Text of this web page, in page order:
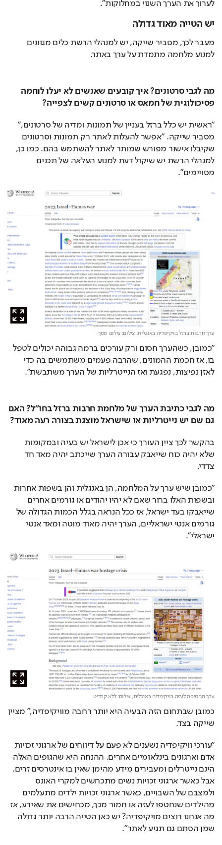
לערוך את הערך השנוי במחלוקות".
יש הטייה מאוד גדולה
מעבר לכך, מסביר שייקה, יש למנהלי הרשת כלים מגוונים
למנוע מלחמה מתמדת על ערך באתר.
מה לגבי סרטונים? איך קובעים שאנשים לא יעלו לוחמה
פסיכולוגית של חמאס או סרטונים קשים לצפייה?
"ראשית יש כלל ברזל בעניין של תמונות ומדיה של סרטונים,"
מסביר שייקה. "אפשר להעלות לאתר רק תמונות וסרטונים
שקיבלו אישור מפורש שמותר לאתר להשתמש בהם. כמו כן,
למנהלי הרשת יש שיקול דעת למנוע העלאה של תכנים
מסויימים".
ערך חרבות ברזל בויקיפדיה באנגלית,צילום: צילום מסך
"כמובן, כשהערך חסום ורק עורכים ברמה גבוהה יכולים לטפל
בו, אז חכמת ההמונים, שהרבה פעמים משתמשים בה כדי
לאזן נפיצות, נפגעת ואז הנייטרליות של הערך משתבשת".
מה לגבי כתיבת הערך של מלחמת חרבות ברזל בחו"ל? האם
גם שם יש נייטרליות או שישראל מוצגת בצורה רעה מאוד?
בהקשר לכך ציין העורך כי אכן לישראל יש בעיה ובמקומות
שלא יהיה כוח שייאבק עבורה הערך שייכתב יהיה מאד חד
צדדי.
"כמובן שיש ערך על המלחמה, הן באנגלית והן בשפות אחרות
ובשפות האלו ברור שאם לא יהיו יהודים או גורמים אחרים
שייאבקו בעד ישראל, אז ככל הנראה בגלל הכמות הגדולה של
גורמים אנטי ישראליים, הערך יהיה מאוד מוטה ומאד אנטי
ישראלי".
ערך החטיפה לעזה בויקיפדיה באנגלית,צילום: ללא קרדיט
כמובן שבתחום הזה הבעיה היא יותר רחבה מוויקיפדיה," מציין
שייקה בצד.
"עורכי וויקיפדיה נשענים לא פעם על דיווחים של ארגוני זכויות
אדם וארגונים בינלאומיים אחרים. ההנחה היא שהגופים האלה
הינם נייטרלים ומעבירים מידע מהימן שאין בו אינטרסים זרים.
אבל כאשר ארגוני זכויות נשים מתכחשים למקרי האונס
ולמצבם של השבויים, כאשר ארגוני זכויות ילדים מתעלמים
מהילדים שנחטפו לעזה או חמור מכך, מכחישים את שאירע, אז
מה אנחנו רוצים מויקיפדיה? יש כאן הטייה הרבה יותר גדולה
שמן הסתם גם תגיע לאתר".